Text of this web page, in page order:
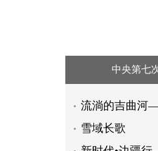
中央第七
流淌的吉曲河
雪域长歌